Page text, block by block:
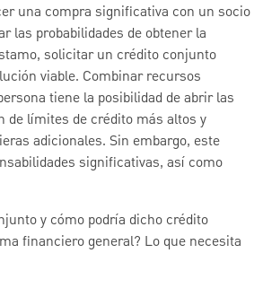
una compra significativa con un socio
las probabilidades de obtener la
solicitar un crédito conjunto
viable. Combinar recursos
tiene la posibilidad de abrir las
de límites de crédito más altos y
adicionales. Sin embargo, este
significativas, así como
y cómo podría dicho crédito
financiero general? Lo que necesita